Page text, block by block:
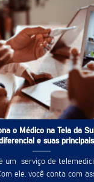
o Médico na Tela da
e suas
um serviço de
ele, você conta com